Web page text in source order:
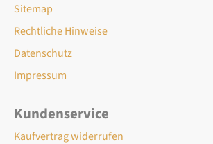
Sitemap
Rechtliche Hinweise
Datenschutz
Impressum
Kundenservice
Kaufvertrag widerrufen